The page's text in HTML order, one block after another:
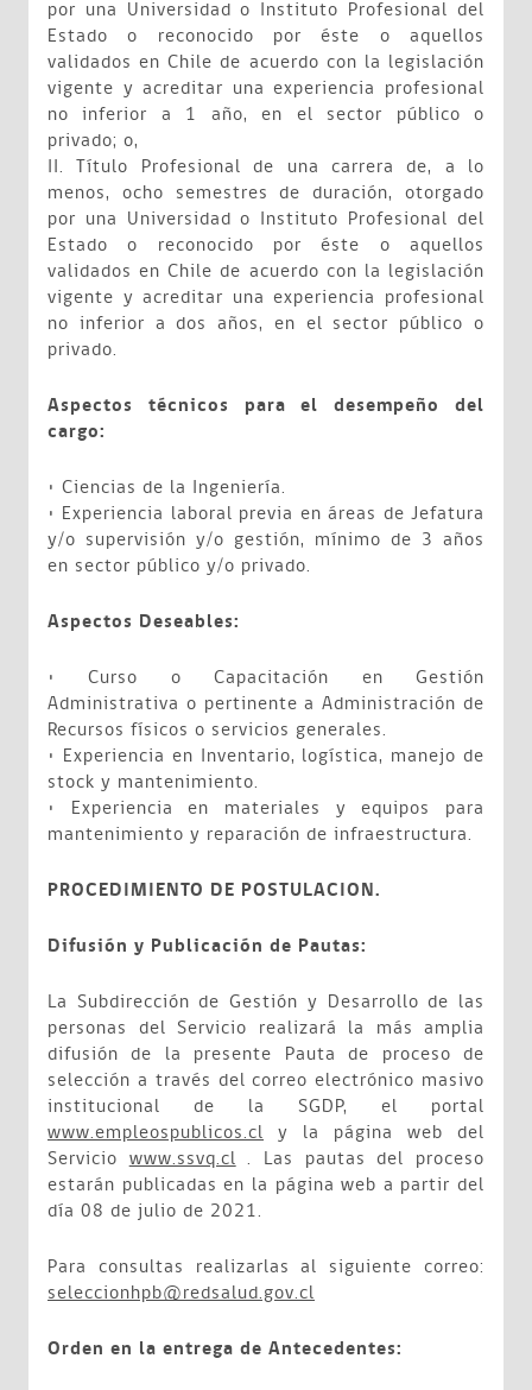
por una Universidad o Instituto Profesional del
Estado o reconocido por éste o aquellos
validados en Chile de acuerdo con la legislación
vigente y acreditar una experiencia profesional
no inferior a 1 año, en el sector público o
privado; o,
II. Título Profesional de una carrera de, a lo
menos, ocho semestres de duración, otorgado
por una Universidad o Instituto Profesional del
Estado o reconocido por éste o aquellos
validados en Chile de acuerdo con la legislación
vigente y acreditar una experiencia profesional
no inferior a dos años, en el sector público o
privado.
Aspectos técnicos para el desempeño del
cargo:
• Ciencias de la Ingeniería.
• Experiencia laboral previa en áreas de Jefatura
y/o supervisión y/o gestión, mínimo de 3 años
en sector público y/o privado.
Aspectos Deseables:
• Curso o Capacitación en Gestión
Administrativa o pertinente a Administración de
Recursos físicos o servicios generales.
• Experiencia en Inventario, logística, manejo de
stock y mantenimiento.
• Experiencia en materiales y equipos para
mantenimiento y reparación de infraestructura.
PROCEDIMIENTO DE POSTULACION.
Difusión y Publicación de Pautas:
La Subdirección de Gestión y Desarrollo de las
personas del Servicio realizará la más amplia
difusión de la presente Pauta de proceso de
selección a través del correo electrónico masivo
institucional de la SGDP, el portal
www.empleospublicos.cl y la página web del
Serviciowww.ssvq.cl. Las pautas del proceso
estarán publicadas en la página web a partir del
día 08 de julio de 2021.
Para consultas realizarlas al siguiente correo:
seleccionhpb@redsalud.gov.cl
Orden en la entrega de Antecedentes: